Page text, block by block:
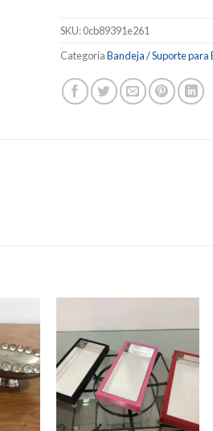
SKU:0cb89391e261
CategoriaBandeja / Suporte para
to
wishlist